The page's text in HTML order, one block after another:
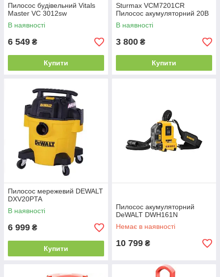
Пилосос будівельний Vitals
Master VC 3012sw
В наявності
6 549 ₴
Купити
Sturmax VCM7201CR
Пилосос акумуляторний 20В
В наявності
3 800 ₴
Купити
Пилосос мережевий DEWALT
DXV20PTA
В наявності
6 999 ₴
Купити
Пилосос акумуляторний
DeWALT DWH161N
Немає в наявності
10 799 ₴